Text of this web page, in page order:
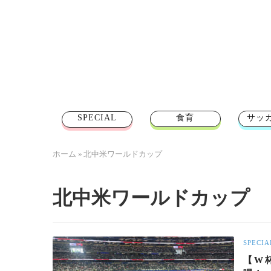
SPECIAL 食育 サッ
ホーム » 北中米ワールドカップ
北中米ワールドカップ
【W